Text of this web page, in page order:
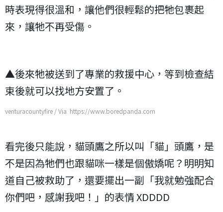
時表現得很溫和，讓他們很輕鬆的把牠包裹起
來，讓牠不再受傷。
▲後來牠被送到了專業的救援中心，等到檢查結
束後就可以找地方安置了。
venturacountyfire / Via https://www.boredpanda.com
看完後只能說，貓頭鷹之所以叫「貓」頭鷹，是
不是因為牠們也跟貓咪一樣是個傲嬌呢？明明知
道自己被救助了，還要擺出一副「我就勉強配合
你們吧，感謝我吧！」的表情 XDDDD